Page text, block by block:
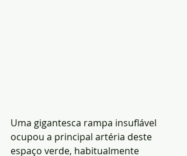
Uma gigantesca rampa insuflável
ocupou a principal artéria deste
espaço verde, habitualmente